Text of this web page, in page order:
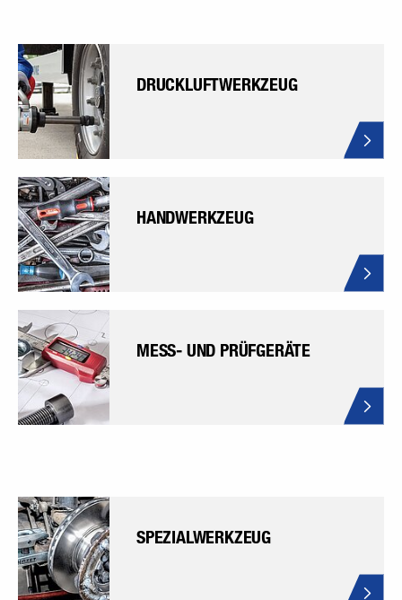
DRUCKLUFTWERKZEUG
HANDWERKZEUG
MESS- UND PRÜFGERÄTE
SPEZIALWERKZEUG